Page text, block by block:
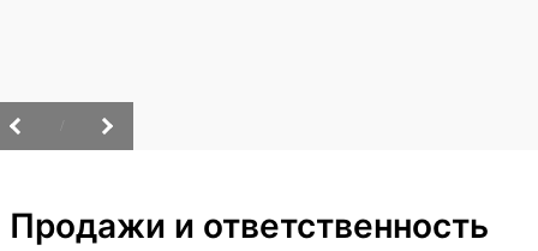
Продажи и ответственность